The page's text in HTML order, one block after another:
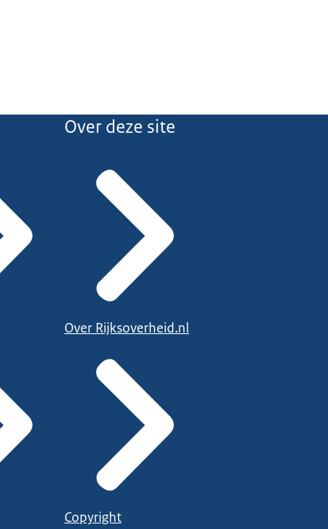
Over deze site
Over Rijksoverheid.nl
Copyright